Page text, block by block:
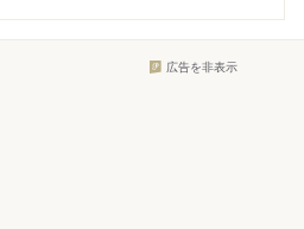
広告を非表示